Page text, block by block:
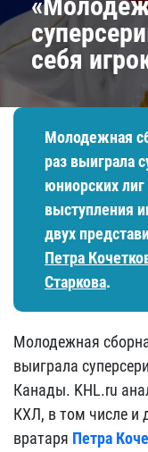
себя
Молодежная
раз выиграла
юниорских
выступления
двух
Петра
Старкова.
Молодежная
выиграла
Канады. KHL.ru
КХЛ, в том числе и
вратаря Петра